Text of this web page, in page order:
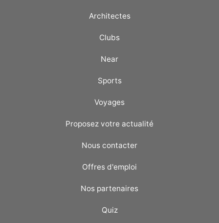
Architectes
Clubs
Near
Sports
Voyages
Proposez votre actualité
Nous contacter
Offres d'emploi
Nos partenaires
Quiz